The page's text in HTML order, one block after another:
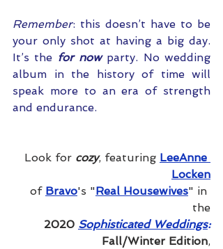
Remember: this doesn’t have to be
your only shot at having a big day.
It’s the for now party. No wedding
album in the history of time will
speak more to an era of strength
and endurance.
Look for cozy, featuring LeeAnne
Locken
of Bravo's "Real Housewives" in
the
2020 Sophisticated Weddings:
Fall/Winter Edition,